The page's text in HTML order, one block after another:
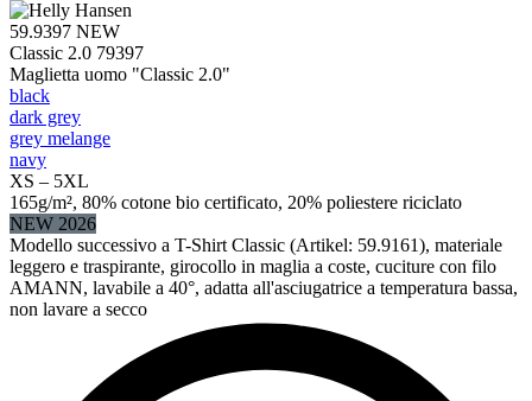
59.9397 NEW
Classic 2.0 79397
Maglietta uomo "Classic 2.0"
black
dark grey
grey melange
navy
XS – 5XL
165g/m², 80% cotone bio certificato, 20% poliestere riciclato
NEW 2026
Modello successivo a T-Shirt Classic (Artikel: 59.9161), materiale
leggero e traspirante, girocollo in maglia a coste, cuciture con filo
AMANN, lavabile a 40°, adatta all'asciugatrice a temperatura bassa,
non lavare a secco